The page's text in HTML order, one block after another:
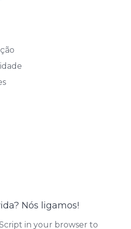
Nós ligamos!
in your browser to